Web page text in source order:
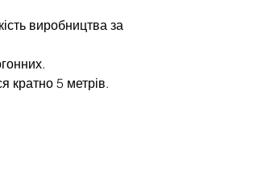
виробництва за
кратно 5 метрів.